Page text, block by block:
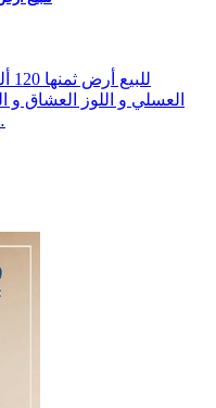
العسلي و اللوز العشاق و